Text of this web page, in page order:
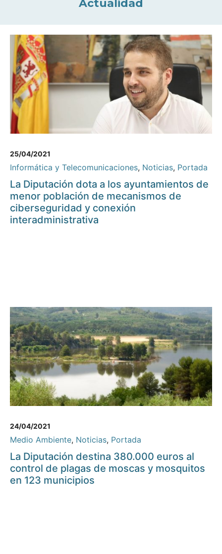
Actualidad
25/04/2021
Informática y Telecomunicaciones, Noticias, Portada
La Diputación dota a los ayuntamientos de
menor población de mecanismos de
ciberseguridad y conexión
interadministrativa
24/04/2021
Medio Ambiente, Noticias, Portada
La Diputación destina 380.000 euros al
control de plagas de moscas y mosquitos
en 123 municipios